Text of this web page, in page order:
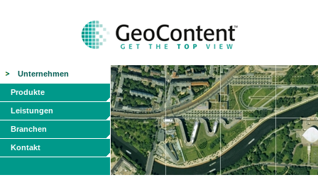
Unternehmen
Produkte
Leistungen
Branchen
Kontakt